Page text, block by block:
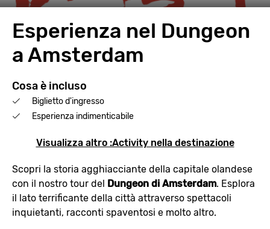
Esperienza nel Dungeon
a Amsterdam
Cosa è incluso
Biglietto d'ingresso
Esperienza indimenticabile
Visualizza altro :Activity nella destinazione
Scopri la storia agghiacciante della capitale olandese
con il nostro tour del Dungeon di Amsterdam. Esplora
il lato terrificante della città attraverso spettacoli
inquietanti, racconti spaventosi e molto altro.